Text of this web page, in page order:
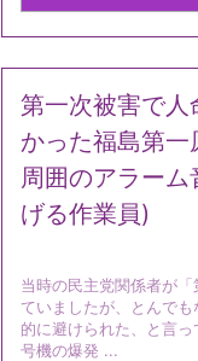
第一次被害で人
かった福島第
周囲のアラー
げる作業員)
当時の民主党関係者が
ていましたが、とんで
的に避けられた、と言
号機の爆発 ...